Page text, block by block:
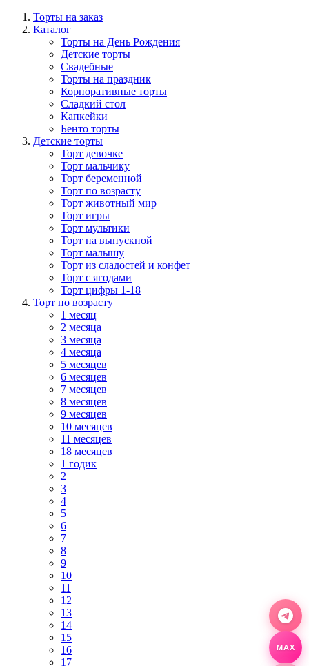
Торты на заказ
Каталог
Торты на День Рождения
Детские торты
Свадебные
Торты на праздник
Корпоративные торты
Сладкий стол
Капкейки
Бенто торты
Детские торты
Торт девочке
Торт мальчику
Торт беременной
Торт по возрасту
Торт животный мир
Торт игры
Торт мультики
Торт на выпускной
Торт малышу
Торт из сладостей и конфет
Торт с ягодами
Торт цифры 1-18
Торт по возрасту
1 месяц
2 месяца
3 месяца
4 месяца
5 месяцев
6 месяцев
7 месяцев
8 месяцев
9 месяцев
10 месяцев
11 месяцев
18 месяцев
1 годик
2
3
4
5
6
7
8
9
10
11
12
13
14
15
16
17
MAX